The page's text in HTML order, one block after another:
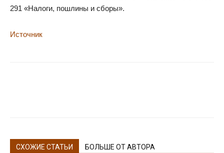
291 «Налоги, пошлины и сборы».
Источник
СХОЖИЕ СТАТЬИ БОЛЬШЕ ОТ АВТОРА